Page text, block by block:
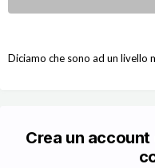
Diciamo che sono ad un livello
Crea un